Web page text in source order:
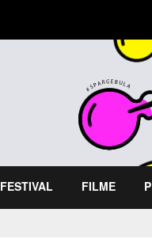
FESTIVAL FILME